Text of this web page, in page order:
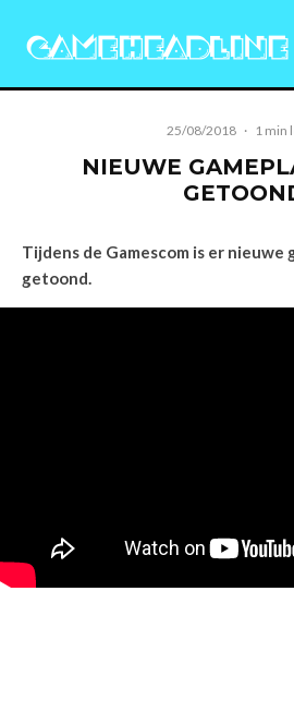
25/08/2018 · 1 min
NIEUWE
Tijdens de Gamescom is er nieuwe
getoond.